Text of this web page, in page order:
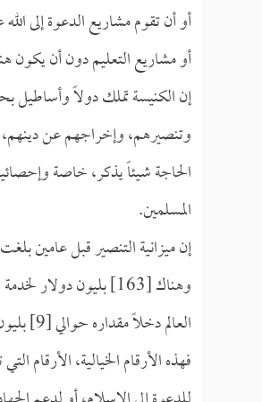
أو أن تقوم مشاريع الدعوة إلى
أو مشاريع التعليم دون أن يكون
إن الكنيسة تملك دولاً وأساطيل
وتنصيرهم، وإخراجهم عن دينهم،
المسلمين.
وهناك [163] بليون دولار لخدمة المشاريع
العالم دخلاً مقداره حوالي [9] بليون دولار.
فهذه الأرقام الخيالية،